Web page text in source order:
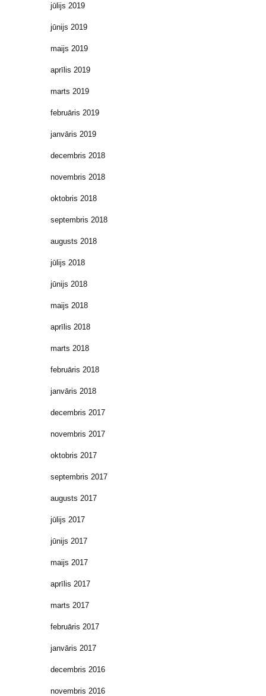
jūlijs 2019
jūnijs 2019
maijs 2019
aprīlis 2019
marts 2019
februāris 2019
janvāris 2019
decembris 2018
novembris 2018
oktobris 2018
septembris 2018
augusts 2018
jūlijs 2018
jūnijs 2018
maijs 2018
aprīlis 2018
marts 2018
februāris 2018
janvāris 2018
decembris 2017
novembris 2017
oktobris 2017
septembris 2017
augusts 2017
jūlijs 2017
jūnijs 2017
maijs 2017
aprīlis 2017
marts 2017
februāris 2017
janvāris 2017
decembris 2016
novembris 2016